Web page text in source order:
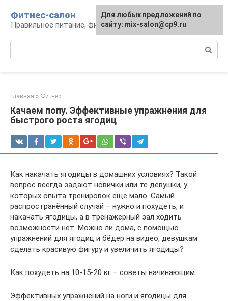
контенту
Фитнес-салон
Правильное питание, фитнес, образ жизни
Главная » Фитнес
Качаем попу. Эффективные упражнения для
быстрого роста ягодиц
Как накачать ягодицы в домашних условиях? Такой
вопрос всегда задают новички или те девушки, у
которых опыта тренировок ещё мало. Самый
распространённый случай – нужно и похудеть, и
накачать ягодицы, а в тренажёрный зал ходить
возможности нет. Можно ли дома, с помощью
упражнений для ягодиц и бёдер на видео, девушкам
сделать красивую фигуру и увеличить ягодицы?
Как похудеть на 10-15-20 кг – советы начинающим
Эффективных упражнений на ноги и ягодицы для
Для любых предложений по
сайту: mix-salon@cp9.ru